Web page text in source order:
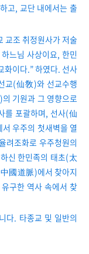
고, 교단 내에서는 출
교조 취정원사가 저술
느님 사상이요, 한민
이다.” 하였다. 선사
교(仙敎)와 선교수행
기원과 그 영향으로
포괄하며, 선사(仙
우주의 첫새벽을 열
려조화로 우주청원의
신 한민족의 태초(太
國道脈)에서 찾아지
구한 역사 속에서 찾
다. 타종교 및 일반의